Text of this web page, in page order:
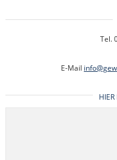
Tel.
E-Mail